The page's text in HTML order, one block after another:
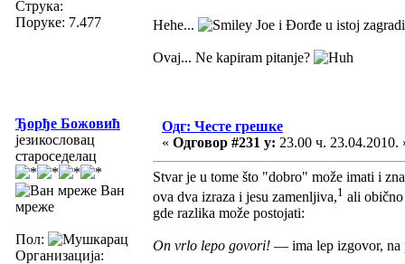
Струка:
Поруке: 7.477
Hehe... Joe i Đorđe u istoj
Ovaj... Ne kapiram pitanje?
Ђорђе Божовић
језикословац
староседелац
Ван
мреже
Пол:
Организација:
Одг: Честе грешке
« Одговор #231 у: 23.00 ч. 23.04.2010.
Stvar je u tome što "dobro" može imati i
ova dva izraza i jesu zamenljiva,1 ali
gde razlika može postojati:
On vrlo lepo govori! — ima lep izgovor, na